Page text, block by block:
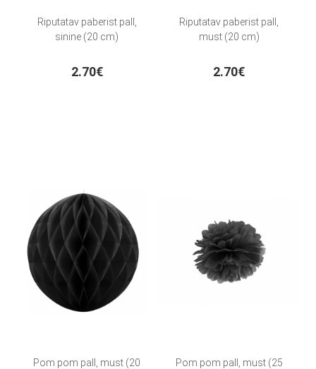
Riputatav paberist pall,
sinine (20 cm)
2.70€
Riputatav paberist pall,
must (20 cm)
2.70€
Pom pom pall, must (20
Pom pom pall, must (25